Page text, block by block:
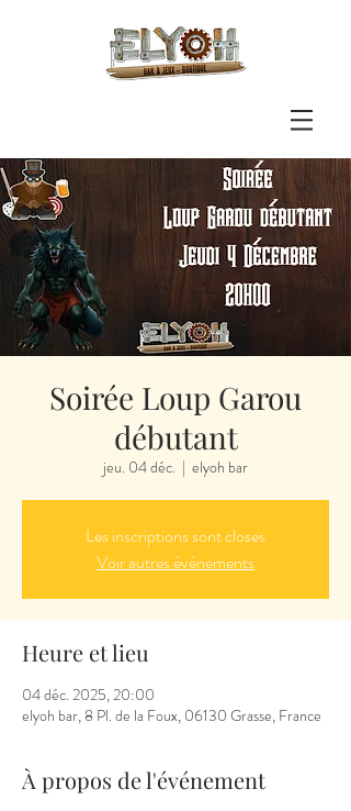
Soirée Loup Garou
débutant
jeu. 04 déc.
  |
elyoh bar
Les inscriptions sont closes
Voir autres événements
Heure et lieu
04 déc. 2025, 20:00
elyoh bar, 8 Pl. de la Foux, 06130 Grasse, France
À propos de l'événement